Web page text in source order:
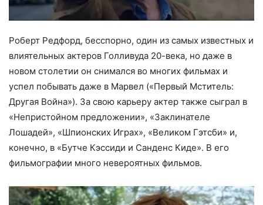
Роберт Редфорд, бесспорно, один из самых известных и
влиятельных актеров Голливуда 20-века, но даже в
новом столетии он снимался во многих фильмах и
успел побывать даже в Марвел («Первый Мститель:
Другая Война»). За свою карьеру актер также сыграл в
«Непристойном предложении», «Заклинателе
Лошадей», «Шпионских Играх», «Великом Гэтсби» и,
конечно, в «Бутче Кэссиди и Санденс Киде». В его
фильмографии много невероятных фильмов.